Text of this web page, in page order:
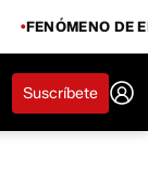
FENÓMENO DE
Suscríbete